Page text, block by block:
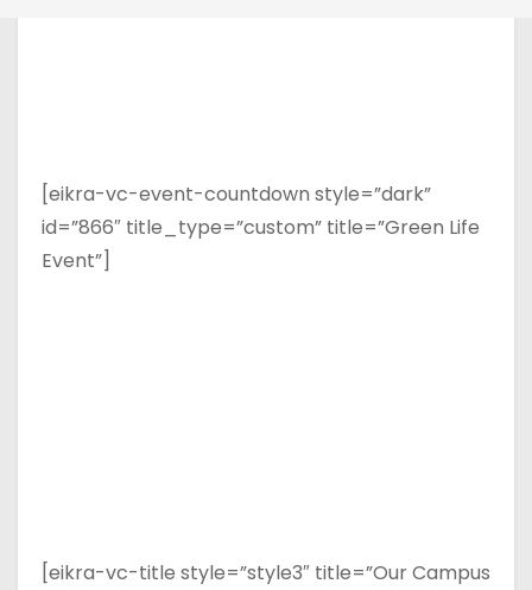
[eikra-vc-event-countdown style=”dark”
id=”866″ title_type=”custom” title=”Green Life
Event”]
[eikra-vc-title style=”style3″ title=”Our Campus